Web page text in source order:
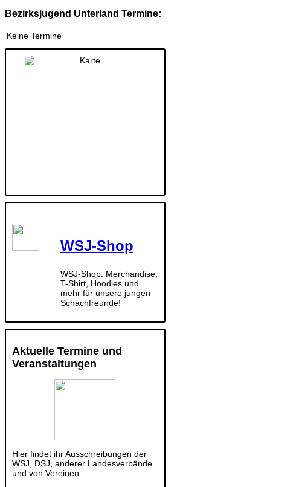
Bezirksjugend Unterland Termine:
Keine Termine
WSJ-Shop
WSJ-Shop: Merchandise,
T-Shirt, Hoodies und
mehr für unsere jungen
Schachfreunde!
Aktuelle Termine und
Veranstaltungen
Hier findet ihr Ausschreibungen der
WSJ, DSJ, anderer Landesverbände
und von Vereinen.